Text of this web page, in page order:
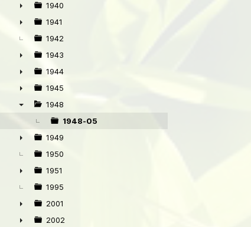
►
►
1940
►
1941
1942
►
1943
►
1944
►
1945
1948
1948-05
►
1949
1950
►
1951
1995
►
2001
2002